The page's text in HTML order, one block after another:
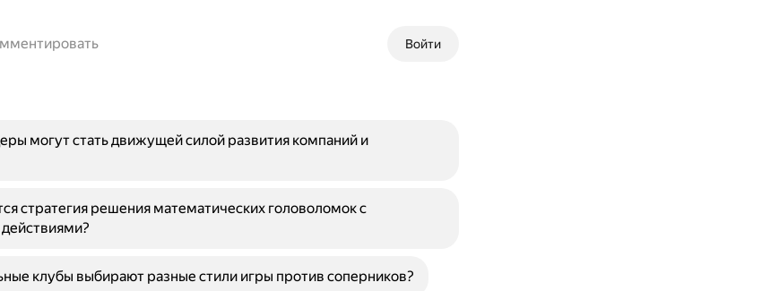
Войти
могут стать движущей силой развития компаний и
стратегия решения математических головоломок с
клубы выбирают разные стили игры против соперников?